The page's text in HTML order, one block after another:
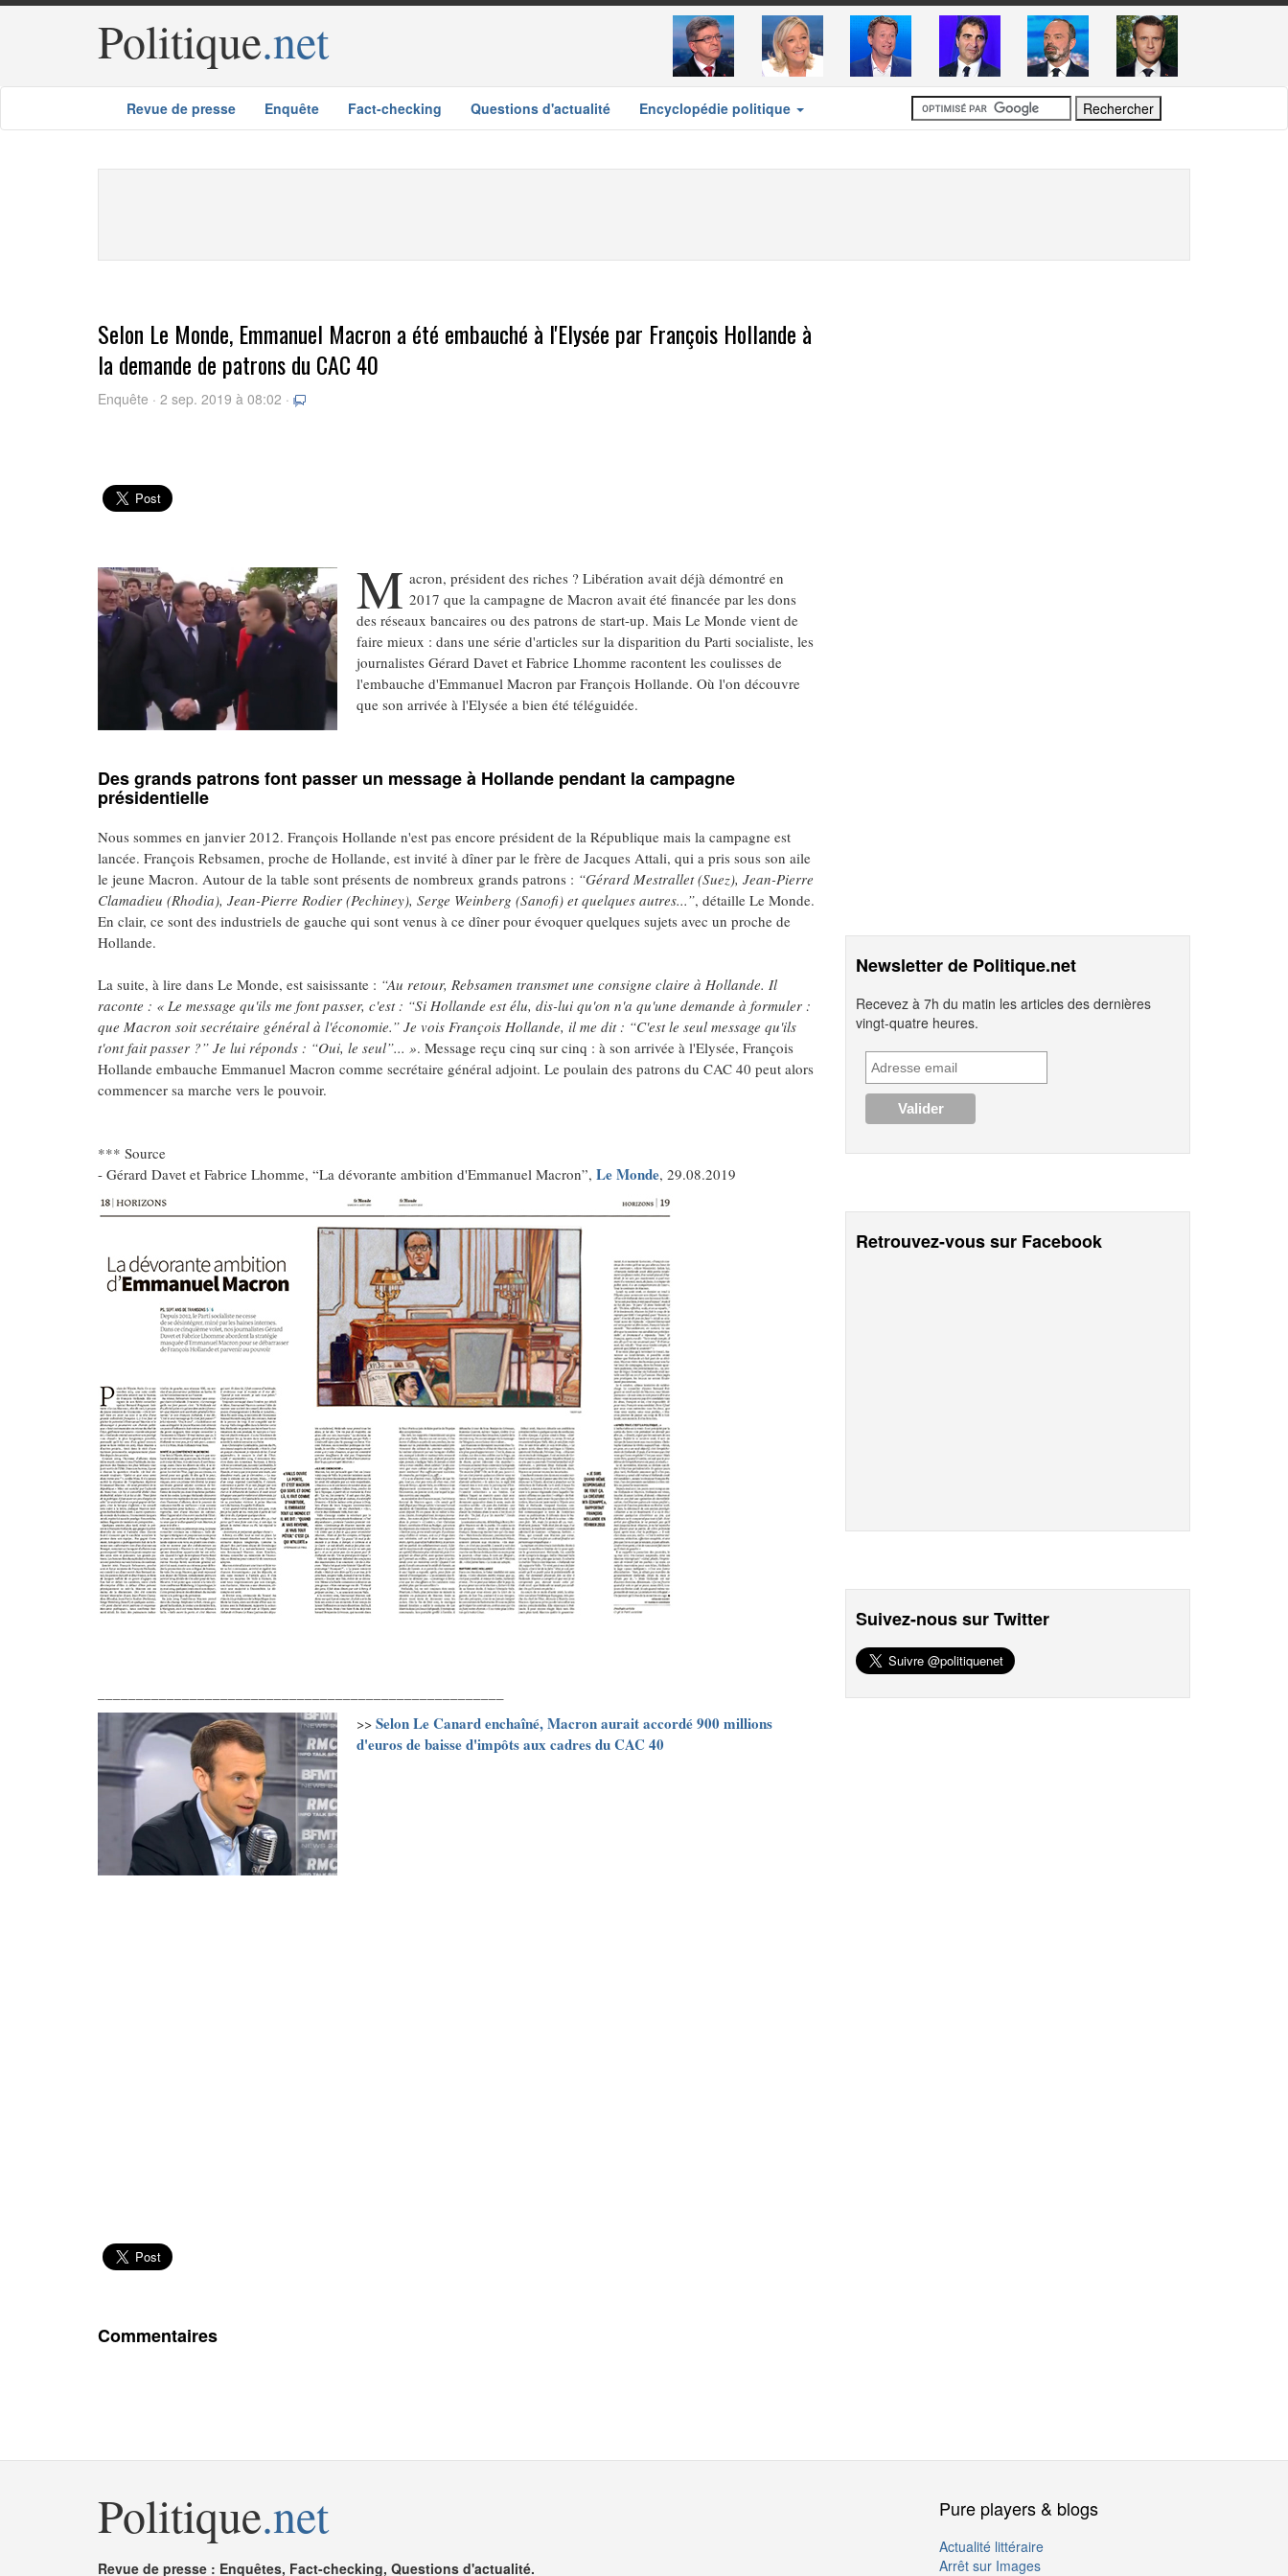
Politique.net
Revue de presse Enquête Fact-checking Questions d'actualité Encyclopédie politique
Selon Le Monde, Emmanuel Macron a été embauché à l'Elysée par François Hollande à
la demande de patrons du CAC 40
Enquête · 2 sep. 2019 à 08:02 ·
M acron, président des riches ? Libération avait déjà démontré en
2017 que la campagne de Macron avait été financée par les dons
des réseaux bancaires ou des patrons de start-up. Mais Le Monde vient de
faire mieux : dans une série d'articles sur la disparition du Parti socialiste, les
journalistes Gérard Davet et Fabrice Lhomme racontent les coulisses de
l'embauche d'Emmanuel Macron par François Hollande. Où l'on découvre
que son arrivée à l'Elysée a bien été téléguidée.
Des grands patrons font passer un message à Hollande pendant la campagne
présidentielle
Nous sommes en janvier 2012. François Hollande n'est pas encore président de la République mais la campagne est
lancée. François Rebsamen, proche de Hollande, est invité à dîner par le frère de Jacques Attali, qui a pris sous son aile
le jeune Macron. Autour de la table sont présents de nombreux grands patrons : “Gérard Mestrallet (Suez), Jean-Pierre
Clamadieu (Rhodia), Jean-Pierre Rodier (Pechiney), Serge Weinberg (Sanofi) et quelques autres...”, détaille Le Monde.
En clair, ce sont des industriels de gauche qui sont venus à ce dîner pour évoquer quelques sujets avec un proche de
Hollande.
La suite, à lire dans Le Monde, est saisissante : “Au retour, Rebsamen transmet une consigne claire à Hollande. Il
raconte : « Le message qu'ils me font passer, c'est : “Si Hollande est élu, dis-lui qu'on n'a qu'une demande à formuler :
que Macron soit secrétaire général à l'économie.” Je vois François Hollande, il me dit : “C'est le seul message qu'ils
t'ont fait passer ?” Je lui réponds : “Oui, le seul”... ». Message reçu cinq sur cinq : à son arrivée à l'Elysée, François
Hollande embauche Emmanuel Macron comme secrétaire général adjoint. Le poulain des patrons du CAC 40 peut alors
commencer sa marche vers le pouvoir.
*** Source
- Gérard Davet et Fabrice Lhomme, “La dévorante ambition d'Emmanuel Macron”, Le Monde, 29.08.2019
>> Selon Le Canard enchaîné, Macron aurait accordé 900 millions
d'euros de baisse d'impôts aux cadres du CAC 40
Commentaires
Newsletter de Politique.net
Recevez à 7h du matin les articles des dernières
vingt-quatre heures.
Retrouvez-vous sur Facebook
Suivez-nous sur Twitter
Politique.net
Revue de presse : Enquêtes, Fact-checking, Questions d'actualité.
Pure players & blogs
Actualité littéraire
Arrêt sur Images